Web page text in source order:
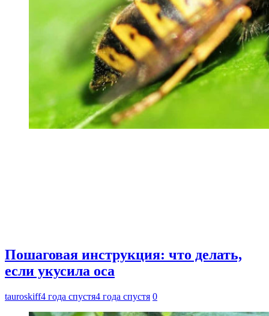
Пошаговая инструкция: что делать,
если укусила оса
tauroskiff4 года спустя4 года спустя 0